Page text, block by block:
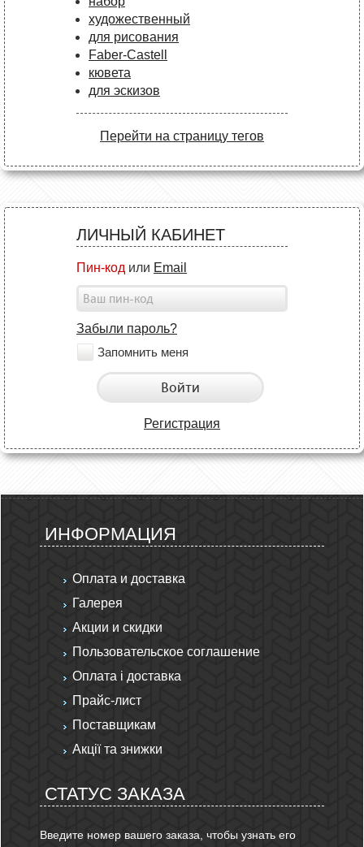
художественный
для рисования
Faber-Castell
кювета
для эскизов
Перейти на страницу тегов
ЛИЧНЫЙ КАБИНЕТ
Пин-код или Email
Забыли пароль?
Запомнить меня
Войти
Регистрация
ИНФОРМАЦИЯ
Оплата и доставка
Галерея
Акции и скидки
Пользовательское соглашение
Оплата і доставка
Прайс-лист
Поставщикам
Акції та знижки
СТАТУС ЗАКАЗА
Введите номер вашего заказа, чтобы узнать его